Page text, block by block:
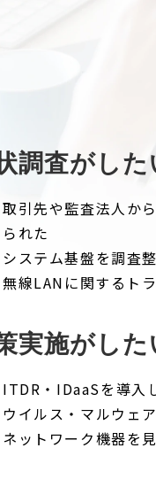
調査がした
取引先や監査法人か
られた
システム基盤を調査
無線LANに関するト
実施がした
ITDR・IDaaSを導入
ウイルス・マルウェ
ネットワーク機器を